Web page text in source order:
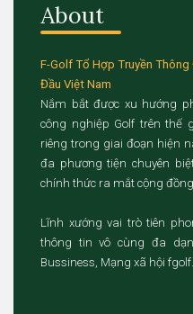
About
F-Golf Tổ Hợp Truyền
Đầu Việt Nam
Nắm bắt được xu hướng
công nghiệp Golf trên thế
riêng trong giai đoạn hiện
đa phương tiện chuyên
chính thức ra mắt cộng
Lĩnh xướng vai trò tiên
thông tin vô cùng đa
Bussiness, Mạng xã hội